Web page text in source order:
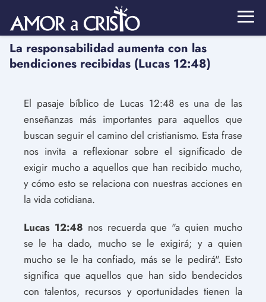
La responsabilidad aumenta con las
bendiciones recibidas (Lucas 12:48)
El pasaje bíblico de Lucas 12:48 es una de las
enseñanzas más importantes para aquellos que
buscan seguir el camino del cristianismo. Esta frase
nos invita a reflexionar sobre el significado de
exigir mucho a aquellos que han recibido mucho,
y cómo esto se relaciona con nuestras acciones en
la vida cotidiana.
Lucas 12:48 nos recuerda que "a quien mucho
se le ha dado, mucho se le exigirá; y a quien
mucho se le ha confiado, más se le pedirá". Esto
significa que aquellos que han sido bendecidos
con talentos, recursos y oportunidades tienen la